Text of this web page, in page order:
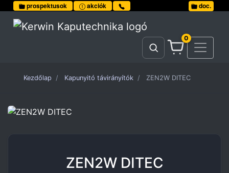
prospektusok akciók doc.
0
Kezdőlap Kapunyitó távirányítók ZEN2W DITEC
ZEN2W DITEC